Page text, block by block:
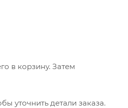
в корзину. Затем
уточнить детали заказа.